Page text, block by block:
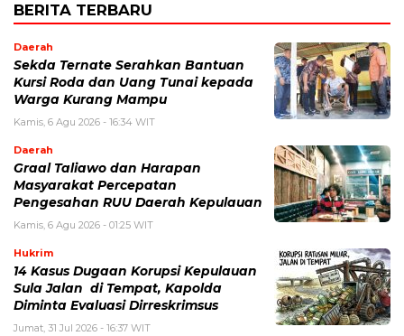
BERITA TERBARU
Daerah
Sekda Ternate Serahkan Bantuan
Kursi Roda dan Uang Tunai kepada
Warga Kurang Mampu
Kamis, 6 Agu 2026 - 16:34 WIT
Daerah
Graal Taliawo dan Harapan
Masyarakat Percepatan
Pengesahan RUU Daerah Kepulauan
Kamis, 6 Agu 2026 - 01:25 WIT
Hukrim
14 Kasus Dugaan Korupsi Kepulauan
Sula Jalan di Tempat, Kapolda
Diminta Evaluasi Dirreskrimsus
Jumat, 31 Jul 2026 - 16:37 WIT